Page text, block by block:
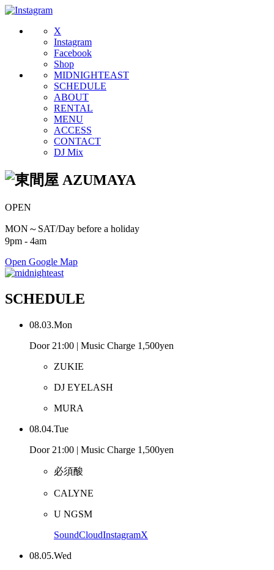
X
Instagram
Facebook
Shop
MIDNIGHTEAST
SCHEDULE
ABOUT
RENTAL
MENU
ACCESS
CONTACT
DJ Mix
OPEN
MON～SAT/Day before a holiday
9pm - 4am
Open Google Map
SCHEDULE
08.03.Mon
Door 21:00 | Music Charge 1,500yen
ZUKIE
DJ EYELASH
MURA
08.04.Tue
Door 21:00 | Music Charge 1,500yen
必須酸
CALYNE
U NGSM
SoundCloudInstagramX
08.05.Wed